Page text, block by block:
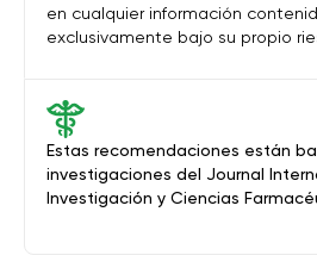
Estas recomendaciones están
investigaciones del Journal
Investigación y Ciencias
en cualquier información
exclusivamente bajo su propio